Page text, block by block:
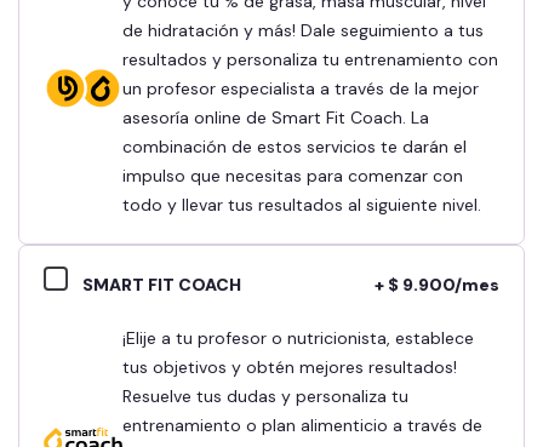
de hidratación y más! Dale seguimiento a tus
resultados y personaliza tu entrenamiento con
un profesor especialista a través de la mejor
asesoría online de Smart Fit Coach. La
combinación de estos servicios te darán el
impulso que necesitas para comenzar con
todo y llevar tus resultados al siguiente nivel.
SMART FIT COACH + $ 9.900/mes
¡Elije a tu profesor o nutricionista, establece
tus objetivos y obtén mejores resultados!
Resuelve tus dudas y personaliza tu
entrenamiento o plan alimenticio a través de